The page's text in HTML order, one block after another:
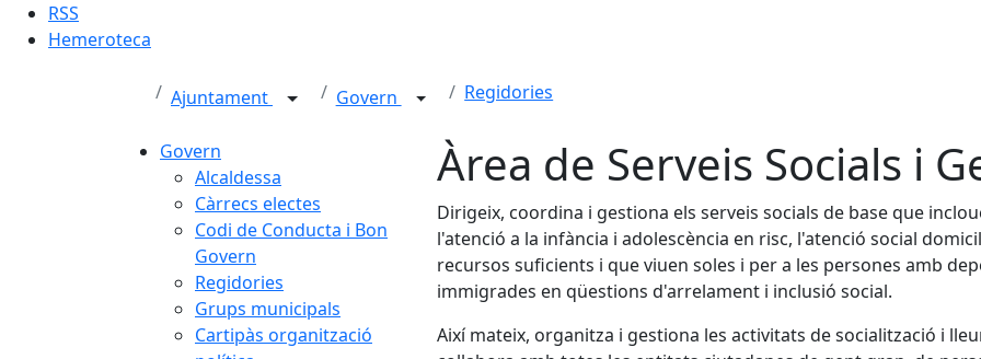
RSS
Hemeroteca
Ajuntament Govern Regidories
Govern
Alcaldessa
Càrrecs electes
Codi de Conducta i Bon
Govern
Regidories
Grups municipals
Cartipàs organització
Àrea de Serveis Socials i
Dirigeix, coordina i gestiona els serveis socials de base que
l'atenció a la infància i adolescència en risc, l'atenció social
recursos suficients i que viuen soles i per a les persones amb
immigrades en qüestions d'arrelament i inclusió social.
Així mateix, organitza i gestiona les activitats de socialització i